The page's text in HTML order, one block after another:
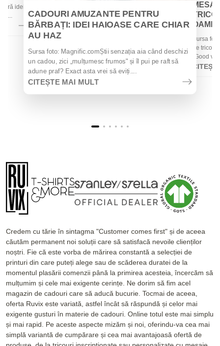
idei
CADOURI AMUZANTE PENTRU
BĂRBAȚI: IDEI HAIOASE CARE CHIAR
AU HAZ
Sursa foto: Magnific.comȘtii senzația aia când deschizi
un cadou, zici „mulțumesc frumos" și îl pui pe raft să
adune praf? Exact asta vrei să eviți....
CITEȘTE MAI MULT
Sursa
de
„Good
Credem cu tărie în sintagma "Customer comes first" și de aceea
căutăm permanent noi soluții care să satisfacă nevoile clienților
noștri. Fie că este vorba de mărirea constantă a selecției de
printuri din care puteți alege sau de scăderea duratei de la
momentul plasării comenzii până la primirea acesteia, încercăm să
mulțumim și cele mai exigente cerințe. Ne dorim să fim acel
magazin de cadouri care să aducă bucurie. Tocmai de aceea,
oferta Ruvix este variată, astfel încât să răspundă și celor mai
exigente gusturi în materie de cadouri. Online totul este mai simplu
și mai rapid. Pe aceste aspecte mizăm și noi, oferindu-va cea mai
simplă variantă de cumpărare și cea mai avantajoasă ofertă de